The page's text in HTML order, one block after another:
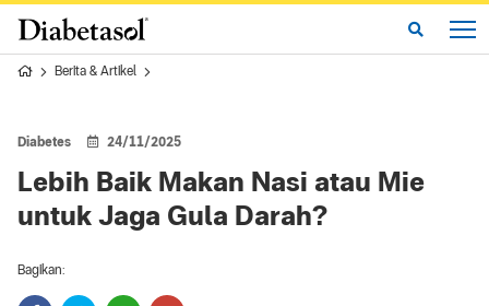
Berita & Artikel
Diabetes 24/11/2025
Lebih Baik Makan Nasi atau Mie
untuk Jaga Gula Darah?
Bagikan: